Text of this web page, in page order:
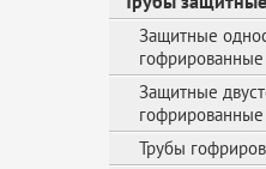
Защитные
Защитные
Трубы